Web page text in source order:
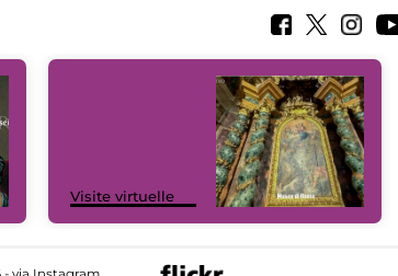
Visite virtuelle